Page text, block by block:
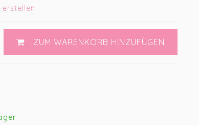
erstellen
ZUM WARENKORB HINZUFÜGEN